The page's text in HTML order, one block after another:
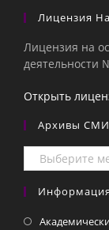
Лицензия
Лицензия на
деятельности
Открыть
Архивы СМИ
Архивы
СМИ
Информация